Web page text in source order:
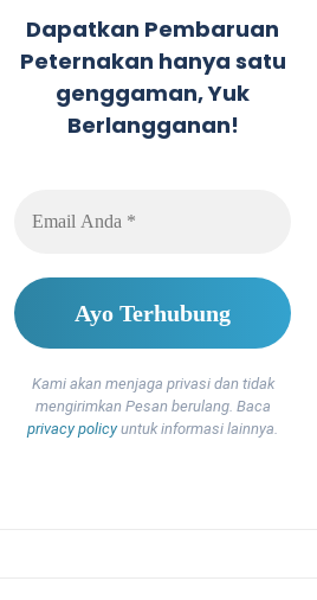
Dapatkan Pembaruan
Peternakan hanya satu
genggaman, Yuk
Berlangganan!
Kami akan menjaga privasi dan tidak
mengirimkan Pesan berulang. Baca
privacy policyuntuk informasi lainnya.